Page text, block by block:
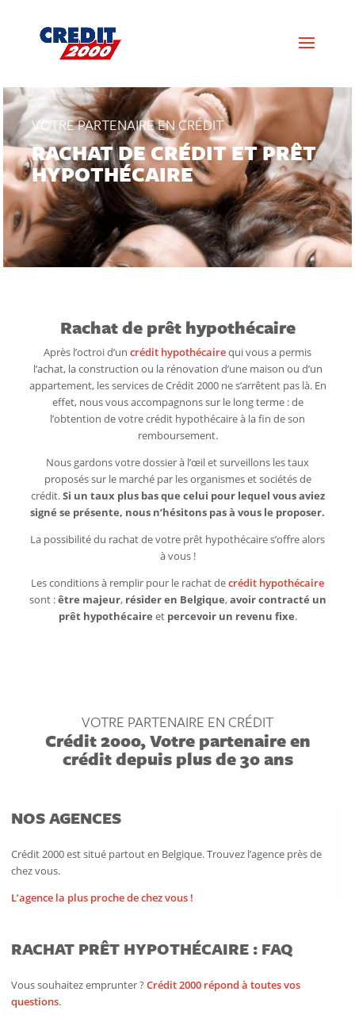
VOTRE PARTENAIRE EN CRÉDIT
RACHAT DE CRÉDIT ET PRÊT
HYPOTHÉCAIRE
Rachat de prêt hypothécaire
Après l’octroi d’un crédit hypothécairequi vous a permis
l’achat, la construction ou la rénovation d’une maison ou d’un
appartement, les services de Crédit 2000 ne s’arrêtent pas là. En
effet, nous vous accompagnons sur le long terme : de
l’obtention de votre crédit hypothécaire à la fin de son
remboursement.
Nous gardons votre dossier à l’œil et surveillons les taux
proposés sur le marché par les organismes et sociétés de
crédit.Si un taux plus bas que celui pour lequel vous aviez
signé se présente, nous n’hésitons pas à vous le proposer.
La possibilité du rachat de votre prêt hypothécaire s’offre alors
à vous !
Les conditions à remplir pour le rachat decrédit hypothécaire
sont :être majeur, résider en Belgique,avoir contracté un
prêt hypothécaire et percevoir un revenu fixe.
VOTRE PARTENAIRE EN CRÉDIT
Crédit 2000, Votre partenaire en
crédit depuis plus de 30 ans
NOS AGENCES
Crédit 2000 est situé partout en Belgique. Trouvez l’agence près de
chez vous.
L’agence la plus proche de chez vous !
RACHAT PRÊT HYPOTHÉCAIRE : FAQ
Vous souhaitez emprunter ? Crédit 2000 répond à toutes vos
questions.